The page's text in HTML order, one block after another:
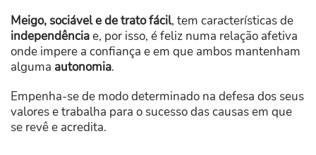
Meigo, sociável e de trato fácil, tem características de
independênciae, por isso, é feliz numa relação afetiva
onde impere a confiança e em que ambos mantenham
alguma autonomia.
Empenha-se de modo determinado na defesa dos seus
valores e trabalha para o sucesso das causas em que
se revê e acredita.